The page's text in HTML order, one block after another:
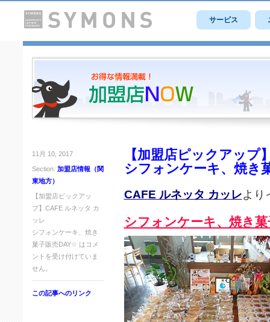
サービス
11月 10, 2017
Section: 加盟店情報（関
東地方）
【加盟店ピックアッ
プ】CAFE ルネッタ カ
ッレ
シフォンケーキ、焼き
菓子販売DAY☆ は コメ
ントを受け付けていま
せん。
この記事へのリンク
【加盟店ピックアッ
シフォンケーキ、焼き
CAFE ルネッタ カッレより
シフォンケーキ、焼き